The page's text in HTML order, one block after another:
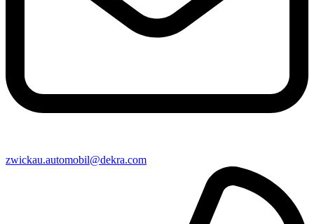
zwickau​.automobil@​dekra.com